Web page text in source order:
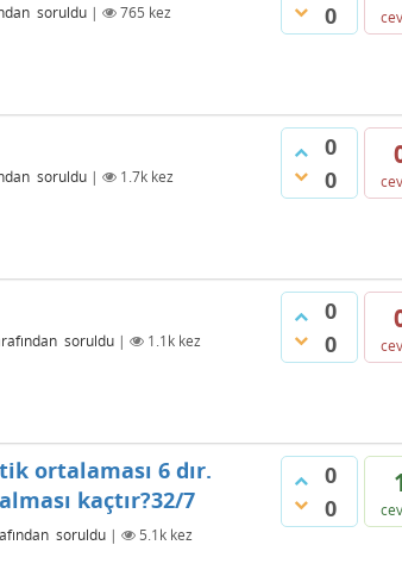
0
soruldu | 765 kez
0
0
soruldu | 1.7k kez
0
0
soruldu | 1.1k kez
0
0
ortalaması 6 dır.
kaçtır?32/7
soruldu | 5.1k kez